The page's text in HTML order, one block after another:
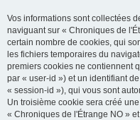
Vos informations sont collectées
naviguant sur « Chroniques de
certain nombre de cookies, qui
les fichiers temporaires du
premiers cookies ne contiennent
par « user-id ») et un identifiant
« session-id »), qui vous sont
Un troisième cookie sera créé
« Chroniques de l'Étrange NO »